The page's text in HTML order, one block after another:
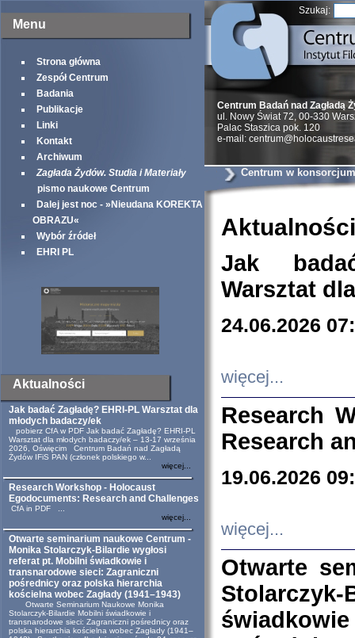
Menu
Strona główna
Zespół Centrum
Badania
Publikacje
Linki
Kontakt
Archiwum
Zagłada Żydów. Studia i Materiały
pismo naukowe Centrum
Dalej jest noc - »Nieudana KOREKTA
OBRAZU«
Wybór źródeł
EHRI PL
Aktualności
Jak badać Zagładę? EHRI-PL Warsztat dla
młodych badaczy/ek
pobierz CfA w PDF Jak badać Zagładę? EHRI-PL
Warsztat dla młodych badaczy/ek – 13-17 września
2026, Oświęcim Centrum Badań nad Zagładą
Żydów IFiS PAN (członek polskiego w...
więcej...
Research Workshop - Holocaust
Egodocuments: Research and Challenges
CfA in PDF ...
więcej...
Otwarte seminarium naukowe Centrum -
Monika Stolarczyk-Bilardie wygłosi
referat pt. Mobilni świadkowie i
transnarodowe sieci: Zagraniczni
pośrednicy oraz polska hierarchia
kościelna wobec Zagłady (1941–1943)
Otwarte Seminarium Naukowe Monika
Stolarczyk-Bilardie Mobilni świadkowie i
transnarodowe sieci: Zagraniczni pośrednicy oraz
polska hierarchia kościelna wobec Zagłady (1941–
Szukaj:
Centrum Badań nad Zagładą
ul. Nowy Świat 72, 00-330
Palac Staszica pok. 120
e-mail:
Centrum w
Aktualności
Jak
Warsztat
24.06.2026
więcej...
Research
Research
19.06.2026
więcej...
Otwarte